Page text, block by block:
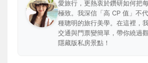
愛旅行，更熱衷於鑽研如何把
極致。我深信「高 CP 值」不
種聰明的旅行美學。在這裡，
交通與門票變簡單，帶你繞過
隱藏版私房景點！